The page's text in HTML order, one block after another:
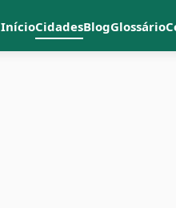
InícioCidadesBlogGlossário